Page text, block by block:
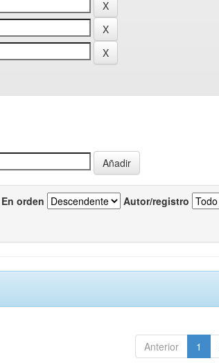
En orden Autor/registro
Anterior 1